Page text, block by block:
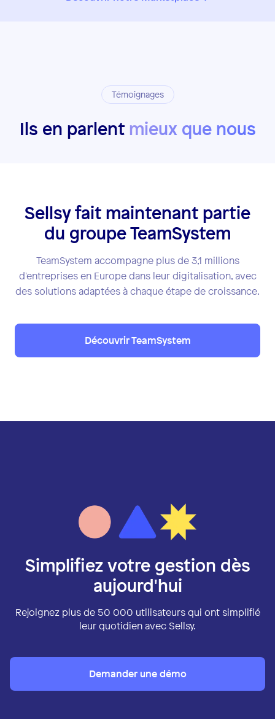
Témoignages
Ils en parlent mieux que nous
Sellsy fait maintenant partie
du groupe TeamSystem
TeamSystem accompagne plus de 3,1 millions
d'entreprises en Europe dans leur digitalisation, avec
des solutions adaptées à chaque étape de croissance.
Découvrir TeamSystem
Simplifiez votre gestion dès
aujourd'hui
Rejoignez plus de 50 000 utilisateurs qui ont simplifié
leur quotidien avec Sellsy.
Demander une démo